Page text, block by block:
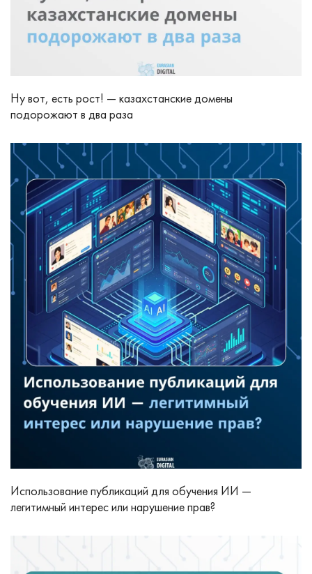
Ну вот, есть рост! — казахстанские домены
подорожают в два раза
Использование публикаций для обучения ИИ —
легитимный интерес или нарушение прав?